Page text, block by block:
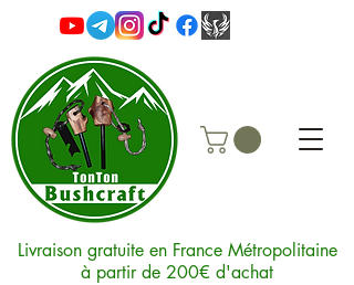
Livraison gratuite en France Métropolitaine
à partir de 200€ d'achat